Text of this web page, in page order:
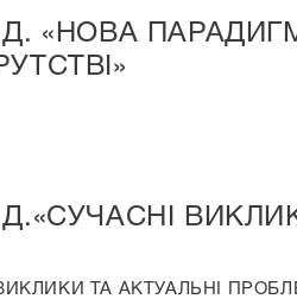
«НОВА
ТА АКТУАЛЬНІ